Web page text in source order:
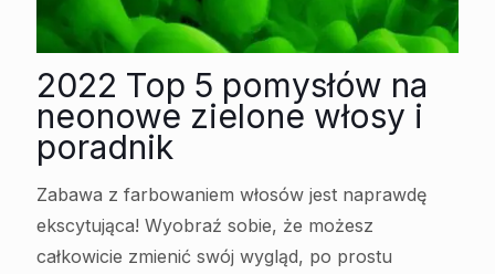
2022 Top 5 pomysłów na
neonowe zielone włosy i
poradnik
Zabawa z farbowaniem włosów jest naprawdę
ekscytująca! Wyobraź sobie, że możesz
całkowicie zmienić swój wygląd, po prostu